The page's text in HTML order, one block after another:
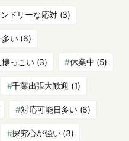
ドリーな応対(3)
い(6)
懐っこい(3) 休業中 (5)
千葉出張大歓迎 (1)
対応可能日多い(6)
探究心が強い(3)